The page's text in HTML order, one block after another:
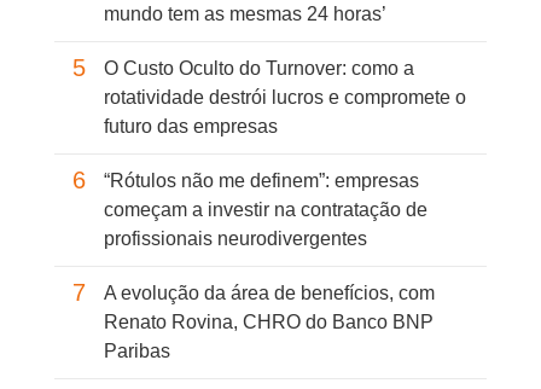
mundo tem as mesmas 24 horas’
5
O Custo Oculto do Turnover: como a
rotatividade destrói lucros e compromete o
futuro das empresas
6
“Rótulos não me definem”: empresas
começam a investir na contratação de
profissionais neurodivergentes
7
A evolução da área de benefícios, com
Renato Rovina, CHRO do Banco BNP
Paribas